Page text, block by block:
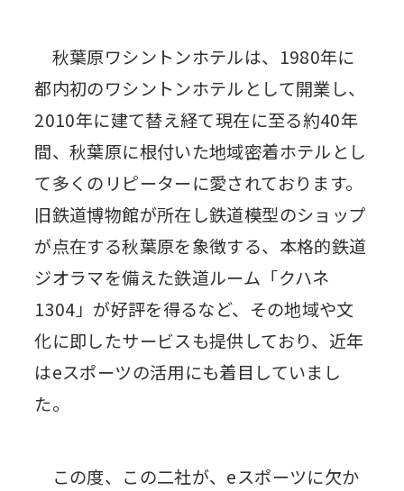
秋葉原ワシントンホテルは、1980年に
都内初のワシントンホテルとして開業し、
2010年に建て替え経て現在に至る約40年
間、秋葉原に根付いた地域密着ホテルとし
て多くのリピーターに愛されております。
旧鉄道博物館が所在し鉄道模型のショップ
が点在する秋葉原を象徴する、本格的鉄道
ジオラマを備えた鉄道ルーム「クハネ
1304」が好評を得るなど、その地域や文
化に即したサービスも提供しており、近年
はeスポーツの活用にも着目していまし
た。
この度、この二社が、eスポーツに欠か